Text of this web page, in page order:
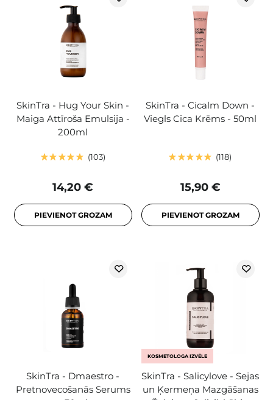
SkinTra - Hug Your Skin -
Maiga Attīroša Emulsija -
200ml
103
14,20 €
PIEVIENOT GROZAM
SkinTra - Cicalm Down -
Viegls Cica Krēms - 50ml
118
15,90 €
PIEVIENOT GROZAM
SkinTra - Dmaestro -
Pretnovecošanās Serums
KOSMETOLOGA IZVĒLE
SkinTra - Salicylove - Sejas
un Ķermeņa Mazgāšanas